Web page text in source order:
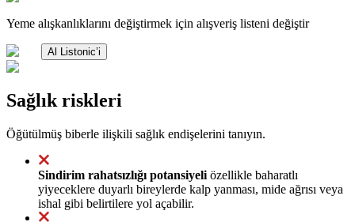
Yeme alışkanlıklarını değiştirmek için alışveriş listeni değiştir
Al Listonic’i
Sağlık riskleri
Öğütülmüş biberle ilişkili sağlık endişelerini tanıyın.
Sindirim rahatsızlığı potansiyeli özellikle baharatlı
yiyeceklere duyarlı bireylerde kalp yanması, mide ağrısı veya
ishal gibi belirtilere yol açabilir.